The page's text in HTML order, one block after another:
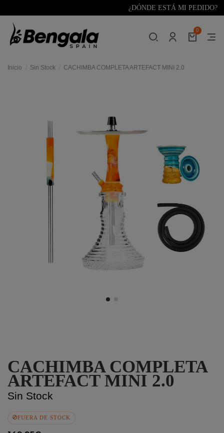
¿DÓNDE ESTÁ MI PEDIDO?
0
Inicio Sin Stock CACHIMBA COMPLETA ARTEFACT MINI 2.0
CACHIMBA COMPLETA
ARTEFACT MINI 2.0
Sin Stock
FUERA DE STOCK